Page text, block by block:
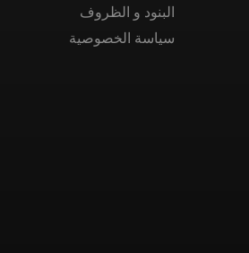
البنود و الظروف
سياسة الخصوصية